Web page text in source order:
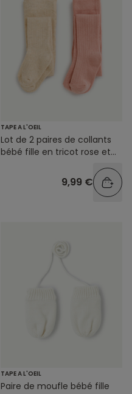
TAPE A L'OEIL
Lot de 2 paires de collants
bébé fille en tricot rose et
9,99 €
TAPE A L'OEIL
Paire de moufle bébé fille